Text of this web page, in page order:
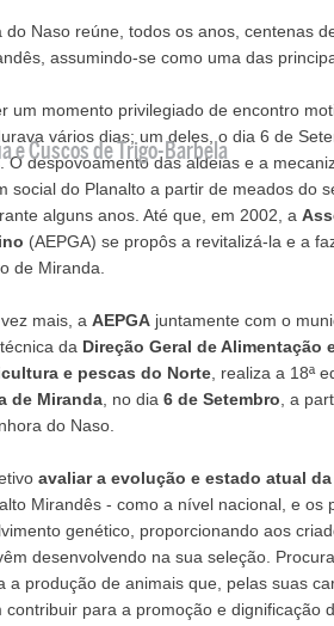
do Naso reúne, todos os anos, centenas
assumindo-se como uma das
um momento privilegiado de encontro
vários dias; um deles, o dia 6 de
O despovoamento das aldeias e a
social do Planalto a partir de meados do
alguns anos. Até que, em 2002, a
(AEPGA) se propôs a revitalizá-la e a
de Miranda.
mais, a AEPGA juntamente com o
da Direção Geral de Alimentação
e pescas do Norte , realiza a 18ª
de Miranda , no dia 6 de Setembro , a
do Naso.
avaliar a evolução e estado atual
Mirandês - como a nível nacional, e os
genético, proporcionando aos
desenvolvendo na sua seleção.
a produção de animais que, pelas suas
para a promoção e dignificação
e Cuscos de Trigo-Barbela